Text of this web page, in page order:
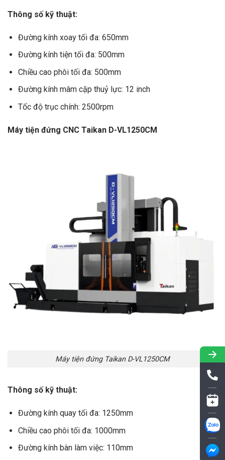
Thông số kỹ thuật:
Đường kính xoay tối đa: 650mm
Đường kính tiện tối đa: 500mm
Chiều cao phôi tối đa: 500mm
Đường kính mâm cặp thuỷ lực: 12 inch
Tốc độ trục chính: 2500rpm
Máy tiện đứng CNC Taikan D-VL1250CM
Máy tiện đứng Taikan D-VL1250CM
Thông số kỹ thuật:
Đường kính quay tối đa: 1250mm
Chiều cao phôi tối đa: 1000mm
Đường kính bàn làm việc: 110mm